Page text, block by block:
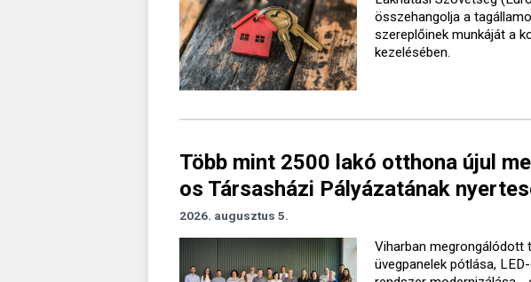
összehangolja a
szereplőinek munkáját a
kezelésében.
Több mint 2500 lakó otthona újul
os Társasházi Pályázatának
2026. augusztus 5.
Viharban megrongálódott
üvegpanelek pótlása,